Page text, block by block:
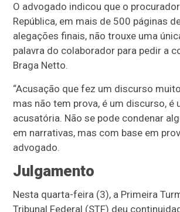
O advogado indicou que o
República, em mais de 500 páginas
alegações finais, não trouxe uma
palavra do colaborador para pedir a
Braga Netto.
“Acusação que fez um discurso
mas não tem prova, é um discurso, é
acusatória. Não se pode condenar
em narrativas, mas com base em
advogado.
Julgamento
Nesta quarta-feira (3), a Primeira
Tribunal Federal (STF) deu